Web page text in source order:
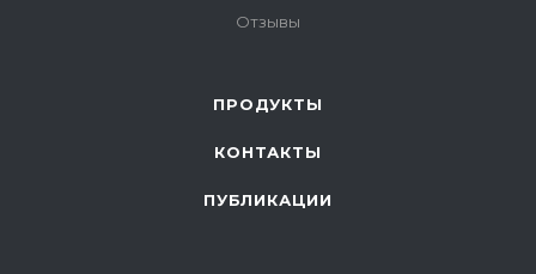
Отзывы
ПРОДУКТЫ
КОНТАКТЫ
ПУБЛИКАЦИИ